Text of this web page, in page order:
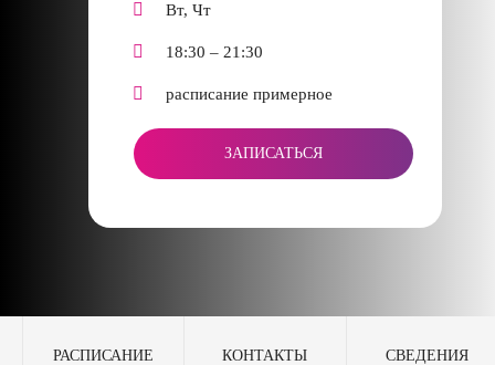
Вт, Чт
18:30 – 21:30
расписание примерное
ЗАПИСАТЬСЯ
РАСПИСАНИЕ КОНТАКТЫ СВЕДЕНИЯ